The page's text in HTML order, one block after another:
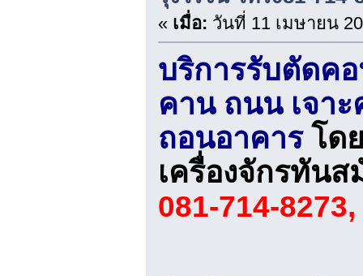
« เมื่อ: วันที่ 11 เมษายน
บริการรับตัดค
คาน ถนน เจา
ถอนอาคาร โด
เครื่องจักรทันส
081-714-